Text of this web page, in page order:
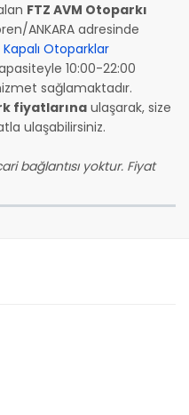
FTZ AVM Otoparkı
ANKARA adresinde
Kapalı Otoparklar
10:00-22:00
sağlamaktadır.
fiyatlarına ulaşarak, size
ulaşabilirsiniz.
bağlantısı yoktur. Fiyat